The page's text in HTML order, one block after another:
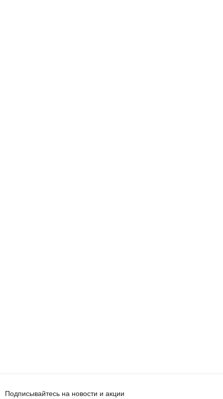
Подписывайтесь на новости и акции